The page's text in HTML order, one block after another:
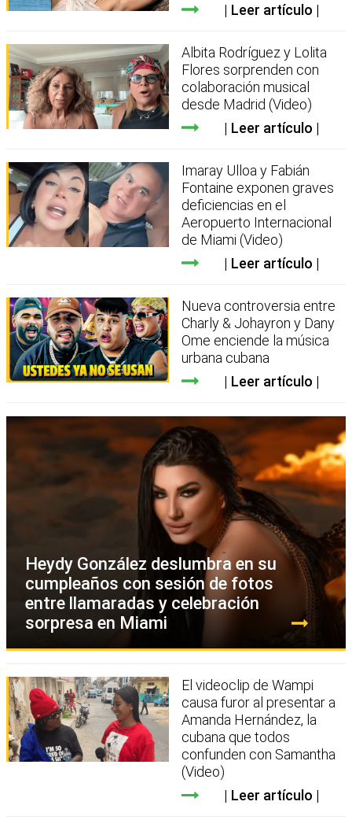
Leer artículo
Albita Rodríguez y Lolita
Flores sorprenden con
colaboración musical
desde Madrid (Video)
Leer artículo
Imaray Ulloa y Fabián
Fontaine exponen graves
deficiencias en el
Aeropuerto Internacional
de Miami (Video)
Leer artículo
Nueva controversia entre
Charly & Johayron y Dany
Ome enciende la música
urbana cubana
Leer artículo
Heydy González deslumbra en su
cumpleaños con sesión de fotos
entre llamaradas y celebración
sorpresa en Miami
El videoclip de Wampi
causa furor al presentar a
Amanda Hernández, la
cubana que todos
confunden con Samantha
(Video)
Leer artículo